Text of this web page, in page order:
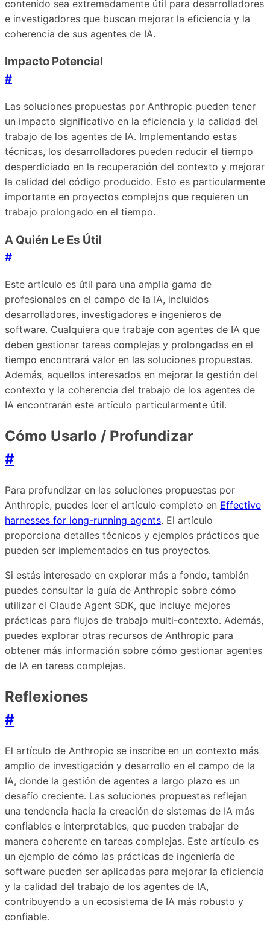
contenido sea extremadamente útil para desarrolladores
e investigadores que buscan mejorar la eficiencia y la
coherencia de sus agentes de IA.
Impacto Potencial
#
Las soluciones propuestas por Anthropic pueden tener
un impacto significativo en la eficiencia y la calidad del
trabajo de los agentes de IA. Implementando estas
técnicas, los desarrolladores pueden reducir el tiempo
desperdiciado en la recuperación del contexto y mejorar
la calidad del código producido. Esto es particularmente
importante en proyectos complejos que requieren un
trabajo prolongado en el tiempo.
A Quién Le Es Útil
#
Este artículo es útil para una amplia gama de
profesionales en el campo de la IA, incluidos
desarrolladores, investigadores e ingenieros de
software. Cualquiera que trabaje con agentes de IA que
deben gestionar tareas complejas y prolongadas en el
tiempo encontrará valor en las soluciones propuestas.
Además, aquellos interesados en mejorar la gestión del
contexto y la coherencia del trabajo de los agentes de
IA encontrarán este artículo particularmente útil.
Cómo Usarlo / Profundizar
#
Para profundizar en las soluciones propuestas por
Anthropic, puedes leer el artículo completo en Effective
harnesses for long-running agents. El artículo
proporciona detalles técnicos y ejemplos prácticos que
pueden ser implementados en tus proyectos.
Si estás interesado en explorar más a fondo, también
puedes consultar la guía de Anthropic sobre cómo
utilizar el Claude Agent SDK, que incluye mejores
prácticas para flujos de trabajo multi-contexto. Además,
puedes explorar otras recursos de Anthropic para
obtener más información sobre cómo gestionar agentes
de IA en tareas complejas.
Reflexiones
#
El artículo de Anthropic se inscribe en un contexto más
amplio de investigación y desarrollo en el campo de la
IA, donde la gestión de agentes a largo plazo es un
desafío creciente. Las soluciones propuestas reflejan
una tendencia hacia la creación de sistemas de IA más
confiables e interpretables, que pueden trabajar de
manera coherente en tareas complejas. Este artículo es
un ejemplo de cómo las prácticas de ingeniería de
software pueden ser aplicadas para mejorar la eficiencia
y la calidad del trabajo de los agentes de IA,
contribuyendo a un ecosistema de IA más robusto y
confiable.